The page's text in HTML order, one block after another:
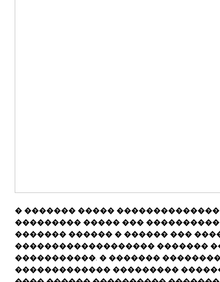
� ������� ����� ��������������
��������� ����� ���
������� ������ � ������ ���
������������������� �������
�����������. � �������
������������� ���������